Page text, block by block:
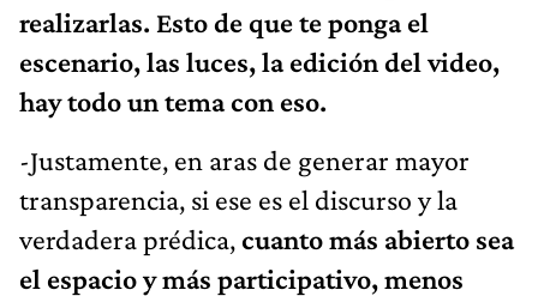
realizarlas. Esto de que te ponga el
escenario, las luces, la edición del video,
hay todo un tema con eso.
-Justamente, en aras de generar mayor
transparencia, si ese es el discurso y la
verdadera prédica,cuanto más abierto sea
el espacio y más participativo, menos